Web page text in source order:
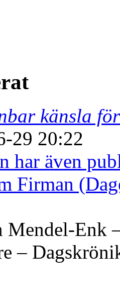
känsla
29 20:22
även
Firman
Mendel-Enk
–